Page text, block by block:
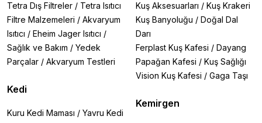
Tetra Dış Filtreler / Tetra Isıtıcı
Filtre Malzemeleri / Akvaryum
Isıtıcı / Eheim Jager Isıtıcı /
Sağlık ve Bakım / Yedek
Parçalar / Akvaryum Testleri
Kedi
Kuru Kedi Maması / Yavru Kedi
Kuş Aksesuarları / Kuş Krakeri
Kuş Banyoluğu / Doğal Dal
Darı
Ferplast Kuş Kafesi / Dayang
Papağan Kafesi / Kuş Sağlığı
Vision Kuş Kafesi / Gaga Taşı
Kemirgen